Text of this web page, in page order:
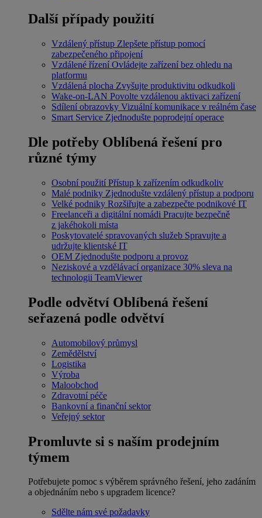
Další případy použití
Vzdálený přístup Zlepšete přístup pomocí
zabezpečeného připojení
Vzdálené řízení Ovládejte zařízení bez ohledu na
platformu
Vzdálená plocha Zvyšujte produktivitu odkudkoli
Wake-on-LAN Povolte vzdálenou aktivaci zařízení
Sdílení obrazovky Vizuální komunikace v reálném čase
Smart Service Zjednodušte poprodejní operace
Dle potřeby Oblíbená řešení pro
různé týmy
Osobní použití Přístup k zařízením odkudkoliv
Malé podniky Zjednodušte vzdálený přístup a podporu
Velké podniky Rozšiřujte a zabezpečte podnikové IT
Freelanceři a digitální nomádi Pracujte bezpečně
z jakéhokoli místa
Poskytovatelé spravovaných služeb Spravujte a
udržujte klientské IT
OEM Zjednodušte podporu a provoz
Neziskové a vzdělávací organizace 30% sleva na
technologii TeamViewer
Podle odvětví Oblíbená řešení
seřazená podle odvětví
Automobilový průmysl
Zemědělství
Logistika
Výroba
Maloobchod
Zdravotní péče
Bankovní a finanční sektor
Veřejný sektor
Promluvte si s naším prodejním
týmem
Potřebujete pomoc s výběrem správného řešení, jeho zadáním
a objednáním nebo s upgradem licence?
Sdělte nám své požadavky